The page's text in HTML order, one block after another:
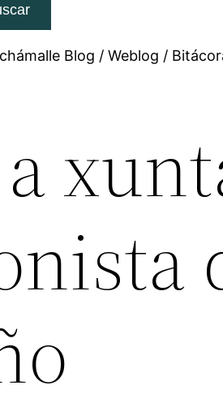
Blog / Weblog /